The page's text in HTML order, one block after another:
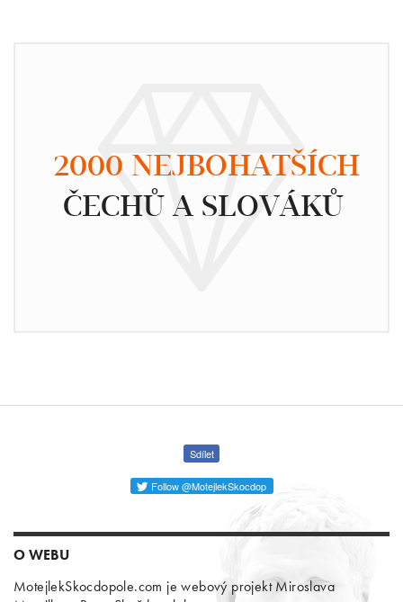
2000 NEJBOHATŠÍCH
ČECHŮ A SLOVÁKŮ
Sdílet
Follow @MotejlekSkocdop
O WEBU
MotejlekSkocdopole.com je webový projekt Miroslava